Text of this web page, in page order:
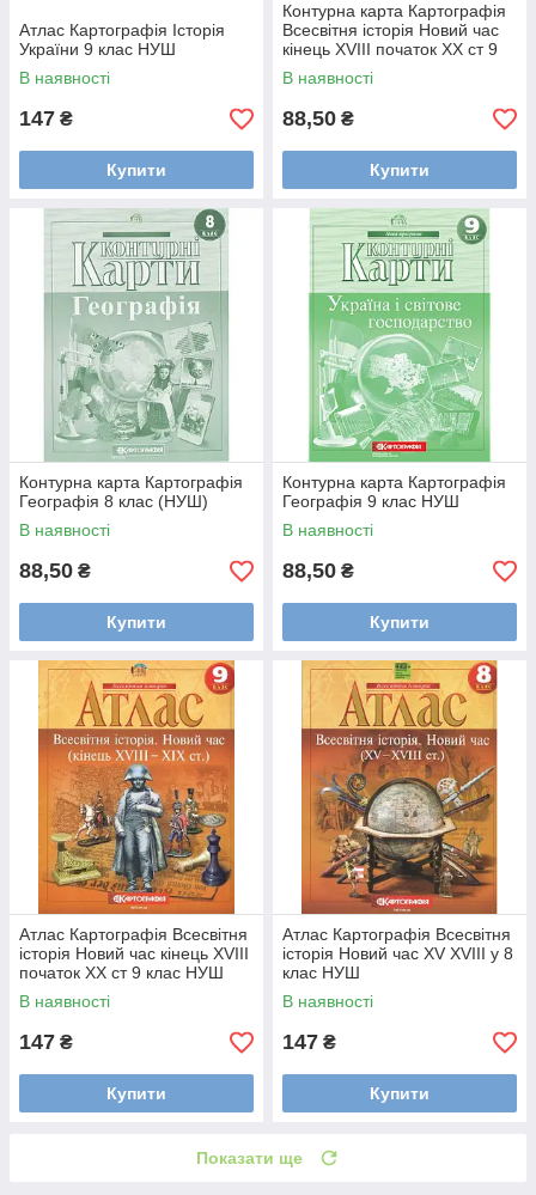
Атлас Картографія Історія
України 9 клас НУШ
В наявності
147 ₴
Купити
Контурна карта Картографія
Всесвітня історія Новий час
кінець XVIII початок XX ст 9
клас НУШ
В наявності
88,50 ₴
Купити
Контурна карта Картографія
Географія 8 клас (НУШ)
В наявності
88,50 ₴
Купити
Контурна карта Картографія
Географія 9 клас НУШ
В наявності
88,50 ₴
Купити
Атлас Картографія Всесвітня
історія Новий час кінець XVIII
початок XX ст 9 клас НУШ
В наявності
147 ₴
Купити
Атлас Картографія Всесвітня
історія Новий час ХV ХVIII у 8
клас НУШ
В наявності
147 ₴
Купити
Показати ще